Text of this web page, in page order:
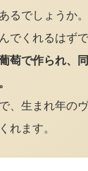
るでしょうか
でくれるはずで
萄で作られ、
、生まれ年の
れます。